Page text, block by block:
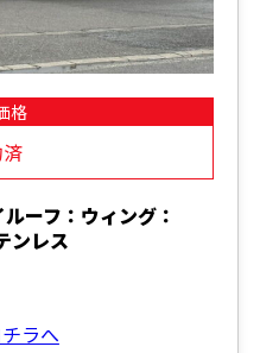
格
ーフ：ウィング：
ンレス
ラへ